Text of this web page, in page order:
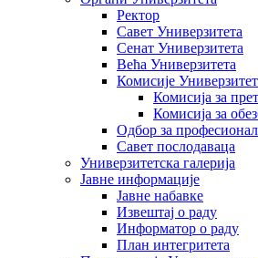
Ректор
Савет Универзитета
Сенат Универзитета
Већа Универзитета
Комисије
Комисија за
Комисија за
Одбор за
Савет послодаваца
Универзитетска галерија
Јавне информације
Јавне набавке
Извештај о раду
Информатор о раду
План интегритета